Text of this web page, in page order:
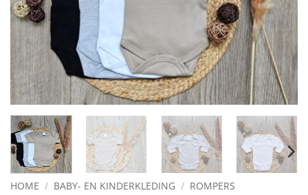
HOME / BABY- EN KINDERKLEDING / ROMPERS